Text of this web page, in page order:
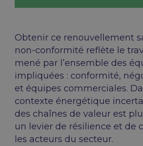
Obtenir ce renouvellement
non-conformité reflète le
mené par l’ensemble des
impliquées : conformité,
et équipes commerciales.
contexte énergétique
des chaînes de valeur est
un levier de résilience et de
les acteurs du secteur.